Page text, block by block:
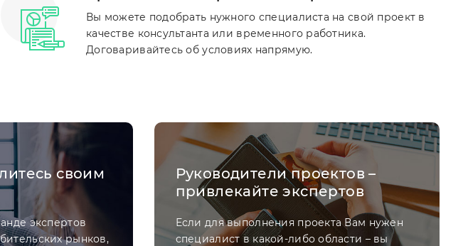
Вы можете подобрать нужного специалиста на свой проект в
качестве консультанта или временного работника.
Договаривайтесь об условиях напрямую.
своим
экспертов
рынков,
Руководители проектов –
привлекайте экспертов
Если для выполнения проекта Вам нужен
специалист в какой-либо области – вы